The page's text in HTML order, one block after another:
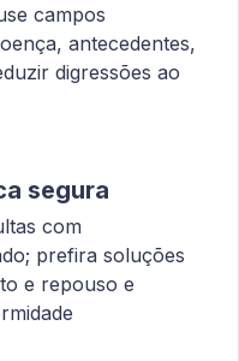
campos
antecedentes,
digressões ao
segura
com
prefira soluções
e repouso e